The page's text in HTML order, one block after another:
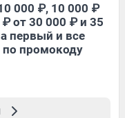
000 ₽, 10 000 ₽
от 30 000 ₽ и 35
первый и все
промокоду